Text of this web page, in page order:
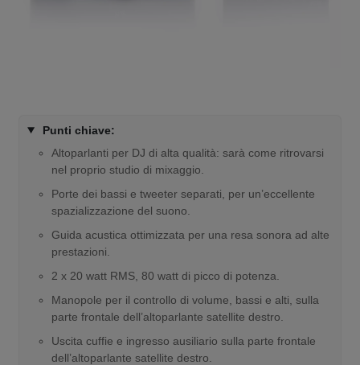
Punti chiave:
Altoparlanti per DJ di alta qualità: sarà come ritrovarsi
nel proprio studio di mixaggio.
Porte dei bassi e tweeter separati, per un’eccellente
spazializzazione del suono.
Guida acustica ottimizzata per una resa sonora ad alte
prestazioni.
2 x 20 watt RMS, 80 watt di picco di potenza.
Manopole per il controllo di volume, bassi e alti, sulla
parte frontale dell’altoparlante satellite destro.
Uscita cuffie e ingresso ausiliario sulla parte frontale
dell’altoparlante satellite destro.